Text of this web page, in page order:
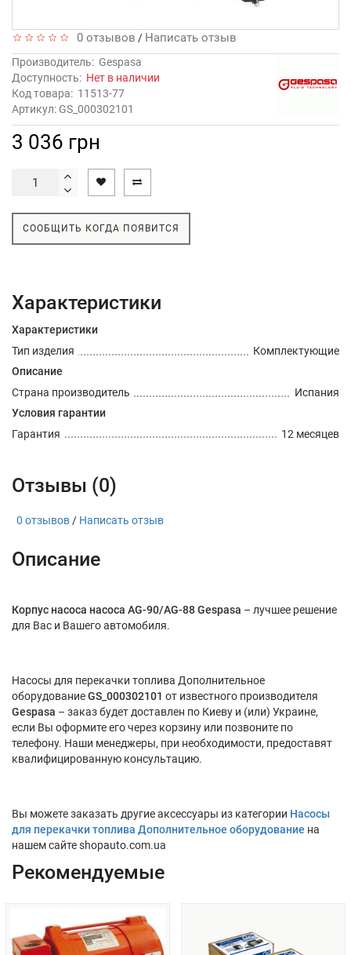
0 отзывов / Написать отзыв
Производитель: Gespasa
Доступность: Нет в наличии
Код товара: 11513-77
Артикул: GS_000302101
3 036 грн
СООБЩИТЬ КОГДА ПОЯВИТСЯ
Характеристики
Характеристики
Тип изделия
Комплектующие
Описание
Страна производитель
Испания
Условия гарантии
Гарантия
12 месяцев
Отзывы (0)
0 отзывов/ Написать отзыв
Описание
Корпус насоса насоса АG-90/AG-88 Gespasa – лучшее решение
для Вас и Вашего автомобиля.
Насосы для перекачки топлива Дополнительное
оборудованиеGS_000302101 от известного производителя
Gespasa – заказ будет доставлен по Киеву и (или) Украине,
если Вы оформите его через корзину или позвоните по
телефону. Наши менеджеры, при необходимости, предоставят
квалифицированную консультацию.
Вы можете заказать другие аксессуары из категории Насосы
для перекачки топлива Дополнительное оборудование на
нашем сайте shopauto.com.ua
Рекомендуемые